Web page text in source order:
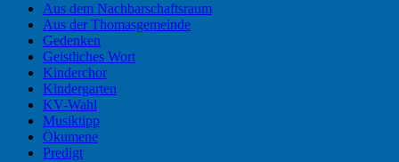
Aus dem Nachbarschaftsraum
Aus der Thomasgemeinde
Gedenken
Geistliches Wort
Kinderchor
Kindergarten
KV-Wahl
Musiktipp
Ökumene
Predigt